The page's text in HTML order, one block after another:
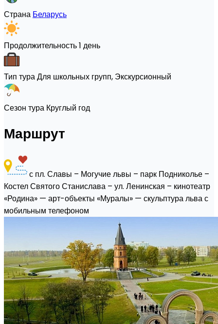
Страна Беларусь
Продолжительность1 день
Тип тураДля школьных групп, Экскурсионный
Сезон тура Круглый год
Маршрут
с пл. Славы – Могучие львы – парк Подниколье –
Костел Святого Станислава – ул. Ленинская – кинотеатр
«Родина» — арт-объекты «Муралы» — скульптура льва с
мобильным телефоном